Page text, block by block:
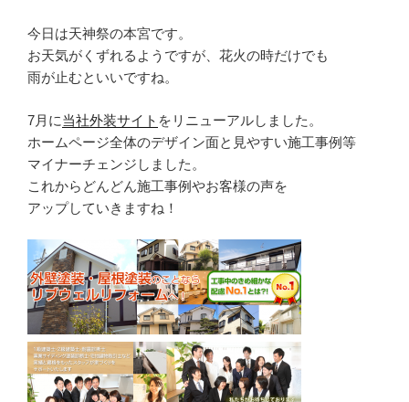
今日は天神祭の本宮です。
お天気がくずれるようですが、花火の時だけでも
雨が止むといいですね。
7月に当社外装サイト をリニューアルしました。
ホームページ全体のデザイン面と見やすい施工事例等
マイナーチェンジしました。
これからどんどん施工事例やお客様の声を
アップしていきますね！